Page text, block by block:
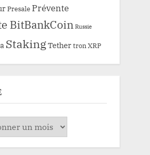
Presale Prévente
BitBankCoin Russie
StakingTethertron XRP